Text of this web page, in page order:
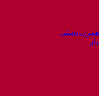
همزن دستی